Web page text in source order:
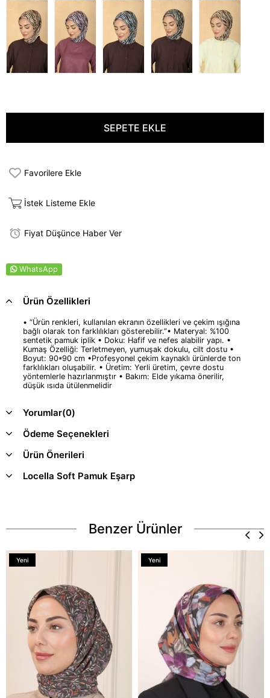
Favorilere Ekle
İstek Listeme Ekle
Fiyat Düşünce Haber Ver
WhatsApp
Ürün Özellikleri
• “Ürün renkleri, kullanılan ekranın özellikleri ve çekim ışığına
bağlı olarak ton farklılıkları gösterebilir.”• Materyal: %100
sentetik pamuk iplik • Doku: Hafif ve nefes alabilir yapı. •
Kumaş Özelliği: Terletmeyen, yumuşak dokulu, cilt dostu •
Boyut: 90*90 cm •Profesyonel çekim kaynaklı ürünlerde ton
farklılıkları oluşabilir. • Üretim: Yerli üretim, çevre dostu
yöntemlerle hazırlanmıştır • Bakım: Elde yıkama önerilir,
düşük ısıda ütülenmelidir
Yorumlar(0)
Ödeme Seçenekleri
Ürün Önerileri
Locella Soft Pamuk Eşarp
Benzer Ürünler
Yeni
Yeni